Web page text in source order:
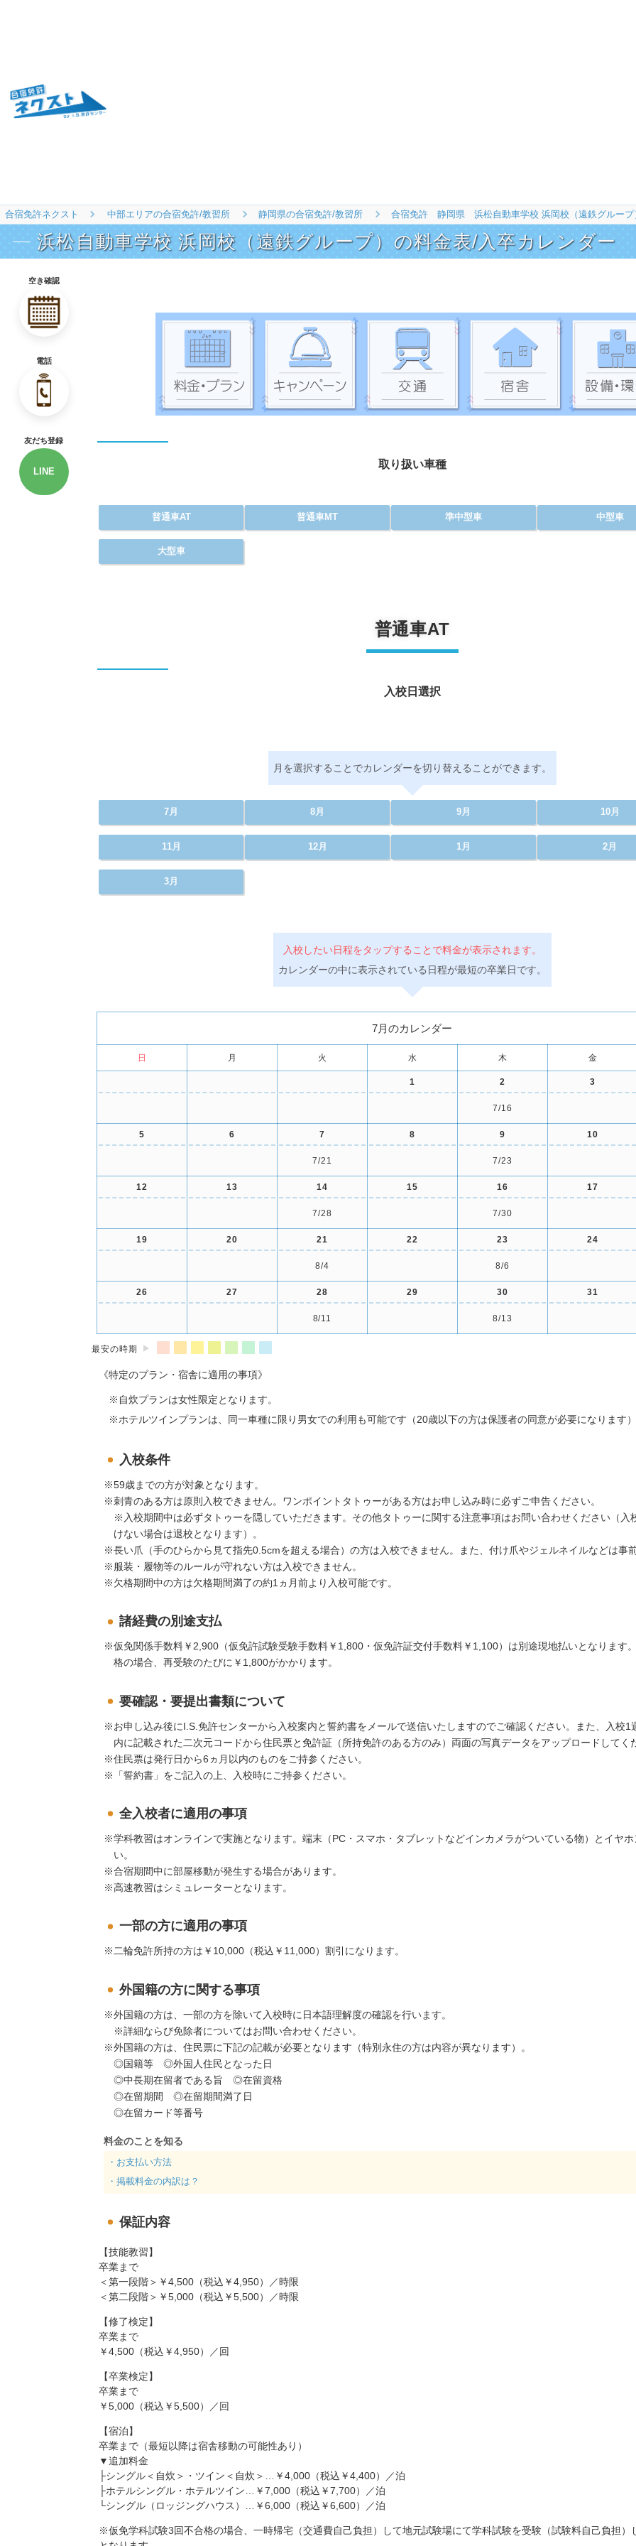
合宿免許ネクスト 中部エリアの合宿免許/教習所 静岡県の合宿免許/教習所 合宿免許 静岡県 浜松自動車学校 浜岡校（遠鉄グループ
浜松自動車学校 浜岡校（遠鉄グループ）の料金表/入卒カレンダー
空き確認
電話
友だち登録
LINE
取り扱い車種
普通車MT
普通車AT 準中型車 中型車
大型車
普通車AT
入校日選択
月を選択することでカレンダーを切り替えることができます。
7月 8月 9月 10月
11月 12月 1月 2月
3月
入校したい日程をタップすることで料金が表示されます。
カレンダーの中に表示されている日程が最短の卒業日です。
7月のカレンダー
日 月 火 水 木 金
1 2
7/16
3
5 6 7
7/21
8 9
7/23
10
12 13 14
7/28
15 16
7/30
17
19 20 21
8/4
22 23
8/6
24
26 27 28
8/11
29 30
8/13
31
最安の時期
《特定のプラン・宿舎に適用の事項》
自炊プランは女性限定となります。
ホテルツインプランは、同一車種に限り男女での利用も可能です（20歳以下の方は保護者の同意が必要になります）
入校条件
59歳までの方が対象となります。
刺青のある方は原則入校できません。ワンポイントタトゥーがある方はお申し込み時に必ずご申告ください。
※入校期間中は必ずタトゥーを隠していただきます。その他タトゥーに関する注意事項はお問い合わせください（入
けない場合は退校となります）。
長い爪（手のひらから見て指先0.5cmを超える場合）の方は入校できません。また、付け爪やジェルネイルなどは事
服装・履物等のルールが守れない方は入校できません。
欠格期間中の方は欠格期間満了の約1ヵ月前より入校可能です。
諸経費の別途支払
仮免関係手数料￥2,900（仮免許試験受験手数料￥1,800・仮免許証交付手数料￥1,100）は別途現地払いとなります
格の場合、再受験のたびに￥1,800がかかります。
要確認・要提出書類について
お申し込み後にI.S.免許センターから入校案内と誓約書をメールで送信いたしますのでご確認ください。また、入校1
内に記載された二次元コードから住民票と免許証（所持免許のある方のみ）両面の写真データをアップロードしてく
住民票は発行日から6ヵ月以内のものをご持参ください。
「誓約書」をご記入の上、入校時にご持参ください。
全入校者に適用の事項
学科教習はオンラインで実施となります。端末（PC・スマホ・タブレットなどインカメラがついている物）とイヤホ
い。
合宿期間中に部屋移動が発生する場合があります。
高速教習はシミュレーターとなります。
⼀部の方に適用の事項
二輪免許所持の方は￥10,000（税込￥11,000）割引になります。
外国籍の方に関する事項
外国籍の方は、一部の方を除いて入校時に日本語理解度の確認を行います。
※詳細ならび免除者についてはお問い合わせください。
外国籍の方は、住民票に下記の記載が必要となります（特別永住の方は内容が異なります）。
◎国籍等 ◎外国人住民となった日
◎中長期在留者である旨 ◎在留資格
◎在留期間 ◎在留期間満了日
◎在留カード等番号
料金のことを知る
・お支払い方法
・掲載料金の内訳は？
保証内容
【技能教習】
卒業まで
＜第一段階＞￥4,500（税込￥4,950）／時限
＜第二段階＞￥5,000（税込￥5,500）／時限
【修了検定】
卒業まで
￥4,500（税込￥4,950）／回
【卒業検定】
卒業まで
￥5,000（税込￥5,500）／回
【宿泊】
卒業まで（最短以降は宿舎移動の可能性あり）
▼追加料金
├シングル＜自炊＞・ツイン＜自炊＞…￥4,000（税込￥4,400）／泊
├ホテルシングル・ホテルツイン…￥7,000（税込￥7,700）／泊
└シングル（ロッジングハウス）…￥6,000（税込￥6,600）／泊
※仮免学科試験3回不合格の場合、一時帰宅（交通費自己負担）して地元試験場にて学科試験を受験（試験料自己負担）